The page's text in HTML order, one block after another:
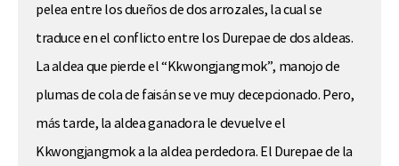
pelea entre los dueños de dos arrozales, la cual se
traduce en el conflicto entre los Durepae de dos aldeas.
La aldea que pierde el “Kkwongjangmok”, manojo de
plumas de cola de faisán se ve muy decepcionado. Pero,
más tarde, la aldea ganadora le devuelve el
Kkwongjangmok a la aldea perdedora. El Durepae de la